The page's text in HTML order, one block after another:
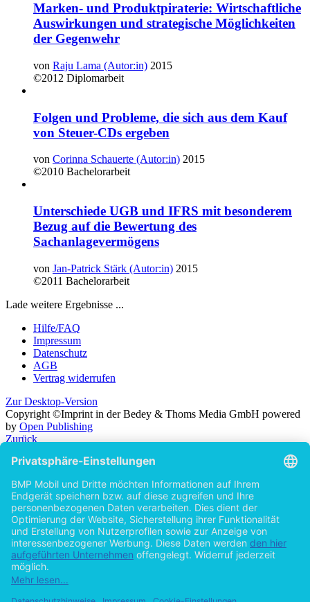
Marken- und Produktpiraterie: Wirtschaftliche
Auswirkungen und strategische Möglichkeiten
der Gegenwehr
von Raju Lama (Autor:in) 2015
©2012 Diplomarbeit
Folgen und Probleme, die sich aus dem Kauf
von Steuer-CDs ergeben
von Corinna Schauerte (Autor:in) 2015
©2010 Bachelorarbeit
Unterschiede UGB und IFRS mit besonderem
Bezug auf die Bewertung des
Sachanlagevermögens
von Jan-Patrick Stärk (Autor:in) 2015
©2011 Bachelorarbeit
Lade weitere Ergebnisse ...
Hilfe/FAQ
Impressum
Datenschutz
AGB
Vertrag widerrufen
Zur Desktop-Version
Copyright ©Imprint in der Bedey & Thoms Media GmbH powered
by Open Publishing
Zurück
In allen Fächern suchen...
Kategorie des Textes
Bachelorarbeit (27)
Masterarbeit (10)
Diplomarbeit (6)
Examensarbeit